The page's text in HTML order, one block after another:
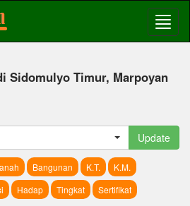
Sidomulyo Timur, Marpoyan
Update
Bangunan K.T.
K.M.
Hadap Tingkat
Sertifikat